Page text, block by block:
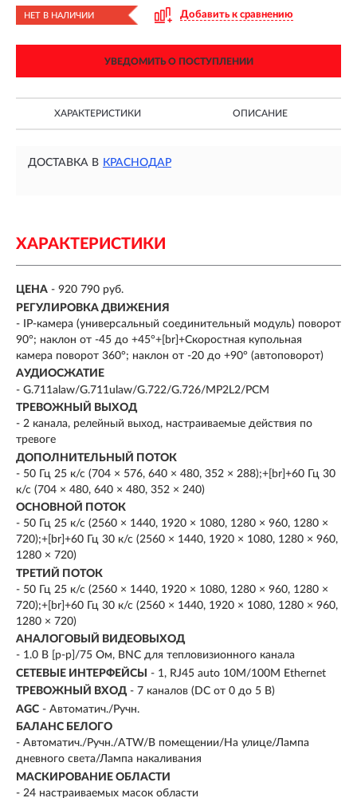
НЕТ В НАЛИЧИИ Добавить к сравнению
УВЕДОМИТЬ О ПОСТУПЛЕНИИ
ХАРАКТЕРИСТИКИ ОПИСАНИЕ
ДОСТАВКА В КРАСНОДАР
ХАРАКТЕРИСТИКИ
ЦЕНА - 920 790 руб.
РЕГУЛИРОВКА ДВИЖЕНИЯ
- IP-камера (универсальный соединительный модуль) поворот
90°; наклон от -45 до +45°+[br]+Скоростная купольная
камера поворот 360°; наклон от -20 до +90° (автоповорот)
АУДИОСЖАТИЕ
- G.711alaw/G.711ulaw/G.722/G.726/MP2L2/PCM
ТРЕВОЖНЫЙ ВЫХОД
- 2 канала, релейный выход, настраиваемые действия по
тревоге
ДОПОЛНИТЕЛЬНЫЙ ПОТОК
- 50 Гц 25 к/с (704 × 576, 640 × 480, 352 × 288);+[br]+60 Гц 30
к/с (704 × 480, 640 × 480, 352 × 240)
ОСНОВНОЙ ПОТОК
- 50 Гц 25 к/с (2560 × 1440, 1920 × 1080, 1280 × 960, 1280 ×
720);+[br]+60 Гц 30 к/с (2560 × 1440, 1920 × 1080, 1280 × 960,
1280 × 720)
ТРЕТИЙ ПОТОК
- 50 Гц 25 к/с (2560 × 1440, 1920 × 1080, 1280 × 960, 1280 ×
720);+[br]+60 Гц 30 к/с (2560 × 1440, 1920 × 1080, 1280 × 960,
1280 × 720)
АНАЛОГОВЫЙ ВИДЕОВЫХОД
- 1.0 В [p-p]/75 Ом, BNC для тепловизионного канала
СЕТЕВЫЕ ИНТЕРФЕЙСЫ
- 1, RJ45 auto 10M/100M Ethernet
ТРЕВОЖНЫЙ ВХОД - 7 каналов (DC от 0 до 5 В)
AGC - Автоматич./Ручн.
БАЛАНС БЕЛОГО
- Автоматич./Ручн./ATW/В помещении/На улице/Лампа
дневного света/Лампа накаливания
МАСКИРОВАНИЕ ОБЛАСТИ
- 24 настраиваемых масок области